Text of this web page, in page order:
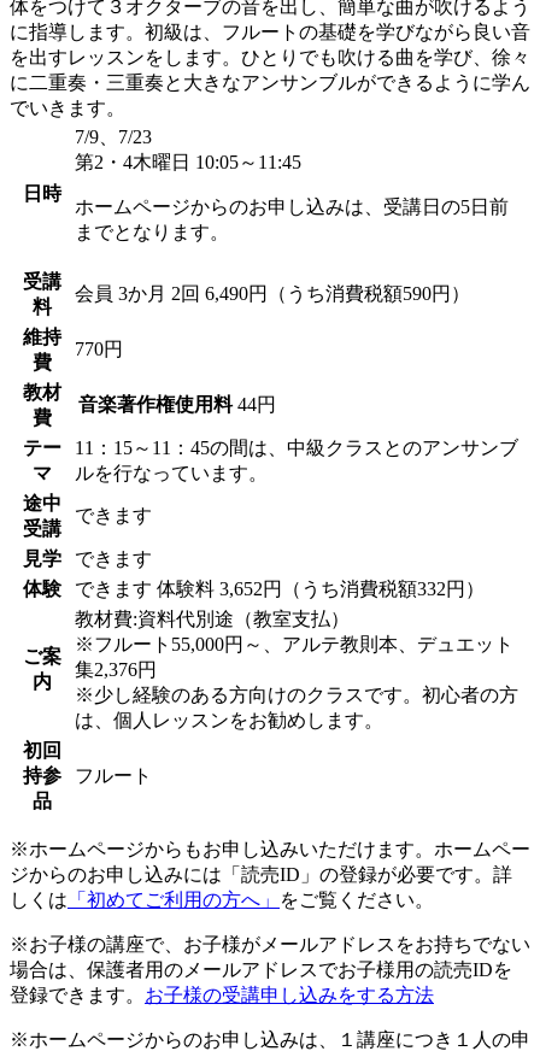
体をつけて３オクターブの音を出し、簡単な曲が吹けるよう
に指導します。初級は、フルートの基礎を学びながら良い音
を出すレッスンをします。ひとりでも吹ける曲を学び、徐々
に二重奏・三重奏と大きなアンサンブルができるように学ん
でいきます。
日時
7/9、7/23
第2・4木曜日 10:05～11:45
ホームページからのお申し込みは、受講日の5日前
までとなります。
受講
料
会員 3か月 2回 6,490円（うち消費税額590円）
維持
費
770円
教材
費
音楽著作権使用料 44円
テー
マ
11：15～11：45の間は、中級クラスとのアンサンブ
ルを行なっています。
途中
受講
できます
見学
できます
体験
できます 体験料 3,652円（うち消費税額332円）
ご案
内
教材費:資料代別途（教室支払）
※フルート55,000円～、アルテ教則本、デュエット
集2,376円
※少し経験のある方向けのクラスです。初心者の方
は、個人レッスンをお勧めします。
初回
持参
品
フルート
※ホームページからもお申し込みいただけます。ホームペー
ジからのお申し込みには「読売ID」の登録が必要です。詳
しくは 「初めてご利用の方へ」 をご覧ください。
※お子様の講座で、お子様がメールアドレスをお持ちでない
場合は、保護者用のメールアドレスでお子様用の読売IDを
登録できます。 お子様の受講申し込みをする方法
※ホームページからのお申し込みは、１講座につき１人の申